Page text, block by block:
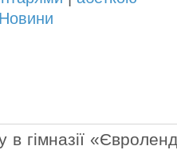
Новини
гімназії